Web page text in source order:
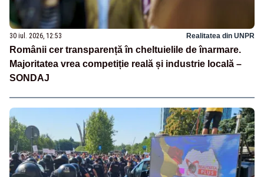
30 iul. 2026, 12:53 Realitatea din UNPR
Românii cer transparență în cheltuielile de înarmare.
Majoritatea vrea competiție reală și industrie locală –
SONDAJ